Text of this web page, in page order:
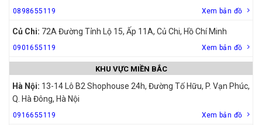
0898655119 Xem bản đồ
Củ Chi: 72A Đường Tỉnh Lộ 15, Ấp 11A, Củ Chi, Hồ Chí Minh
0901655119 Xem bản đồ
KHU VỰC MIỀN BẮC
Hà Nội: 13-14 Lô B2 Shophouse 24h, Đường Tố Hữu, P. Vạn Phúc,
Q. Hà Đông, Hà Nội
0916655119 Xem bản đồ